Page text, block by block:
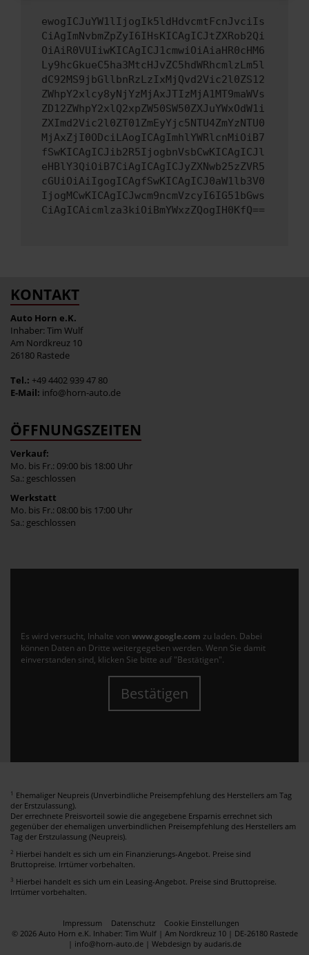
ewogICJuYW1lIjogIk5ldHdvcmtFcnJvciIs
CiAgImNvbmZpZyI6IHsKICAgICJtZXRob2Qi
OiAiR0VUIiwKICAgICJ1cmwiOiAiaHR0cHM6
Ly9hcGkueC5ha3MtcHJvZC5hdWRhcmlzLm5l
dC92MS9jbGllbnRzLzIxMjQvd2Vic2l0ZS12
ZWhpY2xlcy8yNjYzMjAxJTIzMjA1MT9maWVs
ZD12ZWhpY2xlQ2xpZW50SW50ZXJuYWxOdW1i
ZXImd2Vic2l0ZT01ZmEyYjc5NTU4ZmYzNTU0
MjAxZjI0ODciLAogICAgImhlYWRlcnMiOiB7
fSwKICAgICJib2R5IjogbnVsbCwKICAgICJl
eHBlY3QiOiB7CiAgICAgICJyZXNwb25zZVR5
cGUiOiAiIgogICAgfSwKICAgICJ0aW1lb3V0
IjogMCwKICAgICJwcm9ncmVzcyI6IG51bGws
CiAgICAicmlza3kiOiBmYWxzZQogIH0KfQ==
KONTAKT
Auto Horn e.K.
Inhaber: Tim Wulf
Am Nordkreuz 10
26180 Rastede
Tel.: +49 4402 939 47 80
E-Mail: info@horn-auto.de
ÖFFNUNGSZEITEN
Verkauf:
Mo. bis Fr.: 09:00 bis 18:00 Uhr
Sa.: geschlossen
Werkstatt
Mo. bis Fr.: 08:00 bis 17:00 Uhr
Sa.: geschlossen
Es wird versucht, Inhalte von www.google.com zu laden. Dabei
können Daten an Dritte weitergegeben werden. Wenn Sie damit
einverstanden sind, klicken Sie bitte auf "Bestätigen".
Bestätigen
1 Ehemaliger Neupreis (Unverbindliche Preisempfehlung des Herstellers am Tag
der Erstzulassung).
Der errechnete Preisvorteil sowie die angegebene Ersparnis errechnet sich
gegenüber der ehemaligen unverbindlichen Preisempfehlung des Herstellers am
Tag der Erstzulassung (Neupreis).
2 Hierbei handelt es sich um ein Finanzierungs-Angebot. Preise sind
Bruttopreise. Irrtümer vorbehalten.
3 Hierbei handelt es sich um ein Leasing-Angebot. Preise sind Bruttopreise.
Irrtümer vorbehalten.
Impressum Datenschutz
Cookie Einstellungen
© 2026 Auto Horn e.K. Inhaber: Tim Wulf | Am Nordkreuz 10 | DE-26180 Rastede
| info@horn-auto.de | Webdesign by audaris.de